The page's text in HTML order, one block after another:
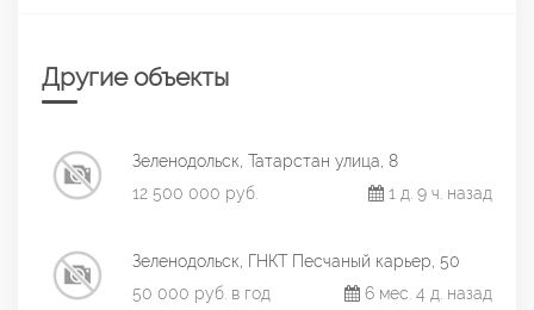
Другие объекты
Зеленодольск, Татарстан улица, 8
12 500 000 руб.
1 д. 9 ч. назад
Зеленодольск, ГНКТ Песчаный карьер, 50
50 000 руб. в год
6 мес. 4 д. назад